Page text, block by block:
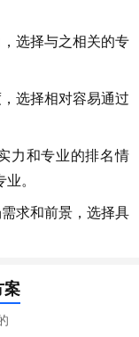
选择与之相关的专
选择相对容易通过
力和专业的排名情
。
求和前景，选择具
案